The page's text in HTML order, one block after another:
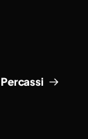
Percassi